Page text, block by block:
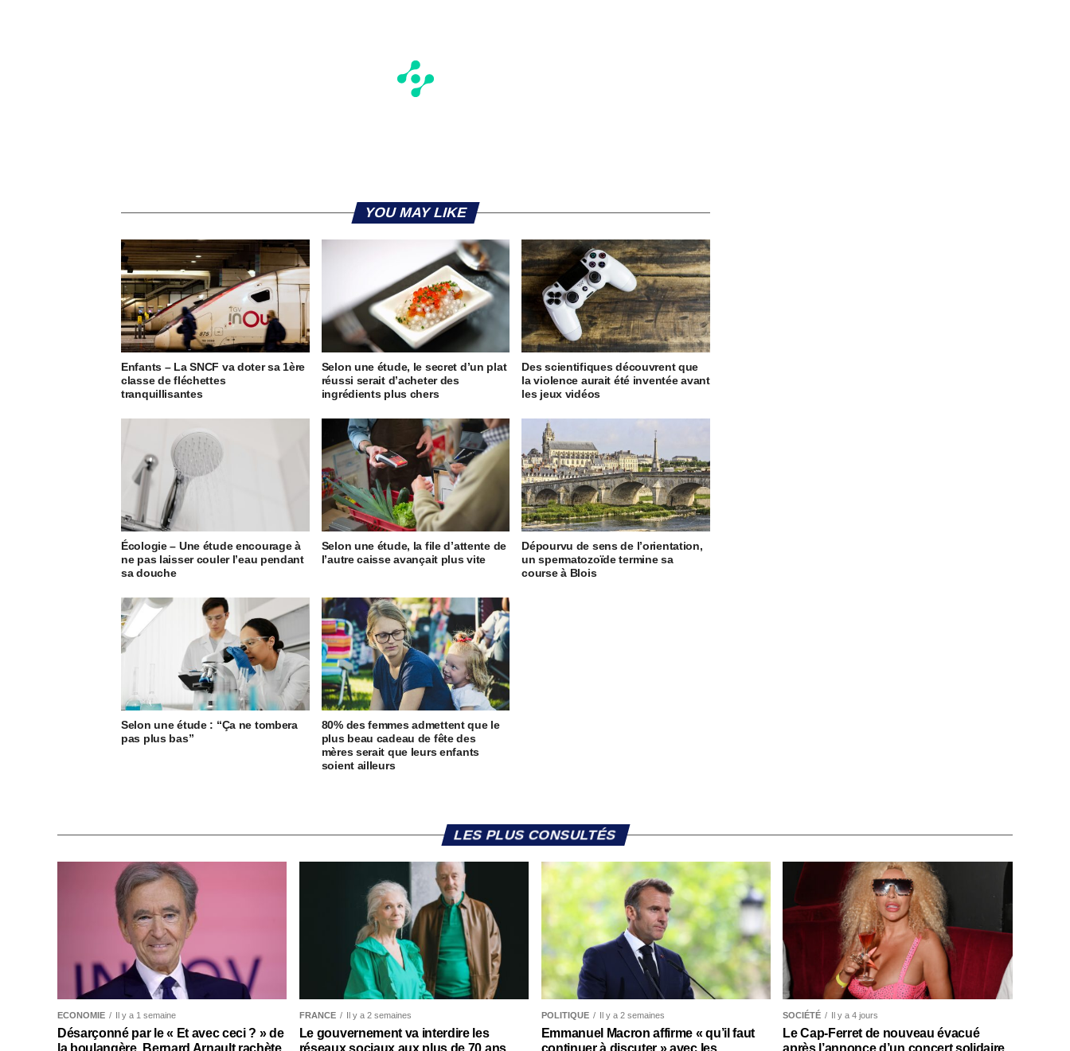
YOU MAY LIKE
Enfants – La SNCF va doter sa 1ère
classe de fléchettes
tranquillisantes
Selon une étude, le secret d’un plat
réussi serait d’acheter des
ingrédients plus chers
Des scientifiques découvrent que
la violence aurait été inventée avant
les jeux vidéos
Écologie – Une étude encourage à
ne pas laisser couler l’eau pendant
sa douche
Selon une étude, la file d’attente de
l’autre caisse avançait plus vite
Dépourvu de sens de l’orientation,
un spermatozoïde termine sa
course à Blois
Selon une étude : “Ça ne tombera
pas plus bas”
80% des femmes admettent que le
plus beau cadeau de fête des
mères serait que leurs enfants
soient ailleurs
LES PLUS CONSULTÉS
ECONOMIE Il y a 1 semaine
Désarçonné par le « Et avec ceci ? » de
FRANCE Il y a 2 semaines
Le gouvernement va interdire les
POLITIQUE Il y a 2 semaines
Emmanuel Macron affirme « qu’il faut
SOCIÉTÉ Il y a 4 jours
Le Cap-Ferret de nouveau évacué